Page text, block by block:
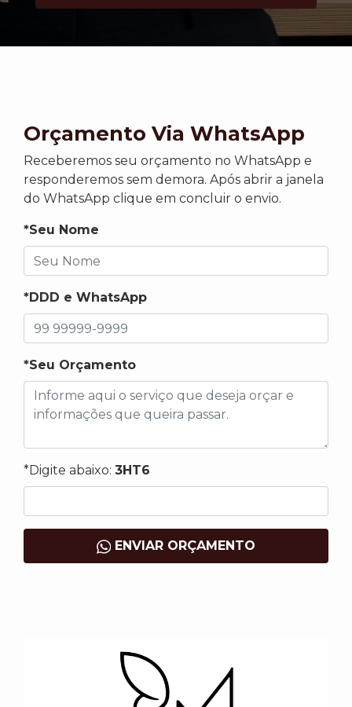
Orçamento Via WhatsApp
Receberemos seu orçamento no WhatsApp e
responderemos sem demora. Após abrir a janela
do WhatsApp clique em concluir o envio.
*Seu Nome
*DDD e WhatsApp
*Seu Orçamento
*Digite abaixo: 3HT6
ENVIAR ORÇAMENTO